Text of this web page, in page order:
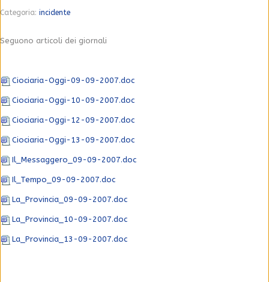
Categoria: incidente
Seguono articoli dei giornali
Ciociaria-Oggi-09-09-2007.doc
Ciociaria-Oggi-10-09-2007.doc
Ciociaria-Oggi-12-09-2007.doc
Ciociaria-Oggi-13-09-2007.doc
Il_Messaggero_09-09-2007.doc
Il_Tempo_09-09-2007.doc
La_Provincia_09-09-2007.doc
La_Provincia_10-09-2007.doc
La_Provincia_13-09-2007.doc